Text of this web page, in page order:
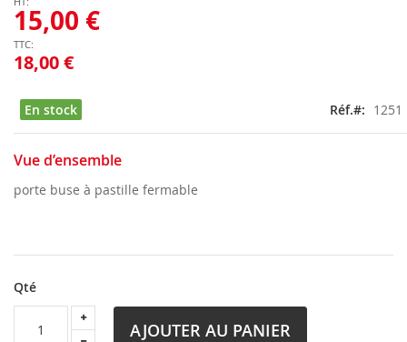
18,00 €
15,00 €
En stock Réf. 1251
Vue d’ensemble
porte buse à pastille fermable
Qté
AJOUTER AU PANIER
the
images
gallery